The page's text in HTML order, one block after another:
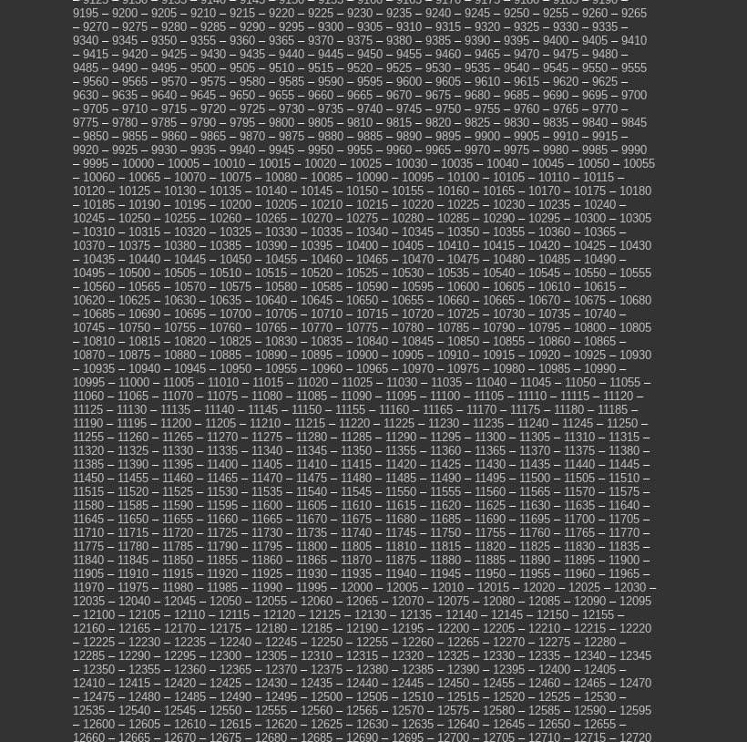
9195 – 9200 – 9205 – 9210 – 9215 – 9220 – 9225 – 9230 – 9235 – 9240 – 9245 – 9250 – 9255 – 9260 – 9265
– 9270 – 9275 – 9280 – 9285 – 9290 – 9295 – 9300 – 9305 – 9310 – 9315 – 9320 – 9325 – 9330 – 9335 –
9340 – 9345 – 9350 – 9355 – 9360 – 9365 – 9370 – 9375 – 9380 – 9385 – 9390 – 9395 – 9400 – 9405 – 9410
– 9415 – 9420 – 9425 – 9430 – 9435 – 9440 – 9445 – 9450 – 9455 – 9460 – 9465 – 9470 – 9475 – 9480 –
9485 – 9490 – 9495 – 9500 – 9505 – 9510 – 9515 – 9520 – 9525 – 9530 – 9535 – 9540 – 9545 – 9550 – 9555
– 9560 – 9565 – 9570 – 9575 – 9580 – 9585 – 9590 – 9595 – 9600 – 9605 – 9610 – 9615 – 9620 – 9625 –
9630 – 9635 – 9640 – 9645 – 9650 – 9655 – 9660 – 9665 – 9670 – 9675 – 9680 – 9685 – 9690 – 9695 – 9700
– 9705 – 9710 – 9715 – 9720 – 9725 – 9730 – 9735 – 9740 – 9745 – 9750 – 9755 – 9760 – 9765 – 9770 –
9775 – 9780 – 9785 – 9790 – 9795 – 9800 – 9805 – 9810 – 9815 – 9820 – 9825 – 9830 – 9835 – 9840 – 9845
– 9850 – 9855 – 9860 – 9865 – 9870 – 9875 – 9880 – 9885 – 9890 – 9895 – 9900 – 9905 – 9910 – 9915 –
9920 – 9925 – 9930 – 9935 – 9940 – 9945 – 9950 – 9955 – 9960 – 9965 – 9970 – 9975 – 9980 – 9985 – 9990
– 9995 – 10000 – 10005 – 10010 – 10015 – 10020 – 10025 – 10030 – 10035 – 10040 – 10045 – 10050 – 10055
– 10060 – 10065 – 10070 – 10075 – 10080 – 10085 – 10090 – 10095 – 10100 – 10105 – 10110 – 10115 –
10120 – 10125 – 10130 – 10135 – 10140 – 10145 – 10150 – 10155 – 10160 – 10165 – 10170 – 10175 – 10180
– 10185 – 10190 – 10195 – 10200 – 10205 – 10210 – 10215 – 10220 – 10225 – 10230 – 10235 – 10240 –
10245 – 10250 – 10255 – 10260 – 10265 – 10270 – 10275 – 10280 – 10285 – 10290 – 10295 – 10300 – 10305
– 10310 – 10315 – 10320 – 10325 – 10330 – 10335 – 10340 – 10345 – 10350 – 10355 – 10360 – 10365 –
10370 – 10375 – 10380 – 10385 – 10390 – 10395 – 10400 – 10405 – 10410 – 10415 – 10420 – 10425 – 10430
– 10435 – 10440 – 10445 – 10450 – 10455 – 10460 – 10465 – 10470 – 10475 – 10480 – 10485 – 10490 –
10495 – 10500 – 10505 – 10510 – 10515 – 10520 – 10525 – 10530 – 10535 – 10540 – 10545 – 10550 – 10555
– 10560 – 10565 – 10570 – 10575 – 10580 – 10585 – 10590 – 10595 – 10600 – 10605 – 10610 – 10615 –
10620 – 10625 – 10630 – 10635 – 10640 – 10645 – 10650 – 10655 – 10660 – 10665 – 10670 – 10675 – 10680
– 10685 – 10690 – 10695 – 10700 – 10705 – 10710 – 10715 – 10720 – 10725 – 10730 – 10735 – 10740 –
10745 – 10750 – 10755 – 10760 – 10765 – 10770 – 10775 – 10780 – 10785 – 10790 – 10795 – 10800 – 10805
– 10810 – 10815 – 10820 – 10825 – 10830 – 10835 – 10840 – 10845 – 10850 – 10855 – 10860 – 10865 –
10870 – 10875 – 10880 – 10885 – 10890 – 10895 – 10900 – 10905 – 10910 – 10915 – 10920 – 10925 – 10930
– 10935 – 10940 – 10945 – 10950 – 10955 – 10960 – 10965 – 10970 – 10975 – 10980 – 10985 – 10990 –
10995 – 11000 – 11005 – 11010 – 11015 – 11020 – 11025 – 11030 – 11035 – 11040 – 11045 – 11050 – 11055 –
11060 – 11065 – 11070 – 11075 – 11080 – 11085 – 11090 – 11095 – 11100 – 11105 – 11110 – 11115 – 11120 –
11125 – 11130 – 11135 – 11140 – 11145 – 11150 – 11155 – 11160 – 11165 – 11170 – 11175 – 11180 – 11185 –
11190 – 11195 – 11200 – 11205 – 11210 – 11215 – 11220 – 11225 – 11230 – 11235 – 11240 – 11245 – 11250 –
11255 – 11260 – 11265 – 11270 – 11275 – 11280 – 11285 – 11290 – 11295 – 11300 – 11305 – 11310 – 11315 –
11320 – 11325 – 11330 – 11335 – 11340 – 11345 – 11350 – 11355 – 11360 – 11365 – 11370 – 11375 – 11380 –
11385 – 11390 – 11395 – 11400 – 11405 – 11410 – 11415 – 11420 – 11425 – 11430 – 11435 – 11440 – 11445 –
11450 – 11455 – 11460 – 11465 – 11470 – 11475 – 11480 – 11485 – 11490 – 11495 – 11500 – 11505 – 11510 –
11515 – 11520 – 11525 – 11530 – 11535 – 11540 – 11545 – 11550 – 11555 – 11560 – 11565 – 11570 – 11575 –
11580 – 11585 – 11590 – 11595 – 11600 – 11605 – 11610 – 11615 – 11620 – 11625 – 11630 – 11635 – 11640 –
11645 – 11650 – 11655 – 11660 – 11665 – 11670 – 11675 – 11680 – 11685 – 11690 – 11695 – 11700 – 11705 –
11710 – 11715 – 11720 – 11725 – 11730 – 11735 – 11740 – 11745 – 11750 – 11755 – 11760 – 11765 – 11770 –
11775 – 11780 – 11785 – 11790 – 11795 – 11800 – 11805 – 11810 – 11815 – 11820 – 11825 – 11830 – 11835 –
11840 – 11845 – 11850 – 11855 – 11860 – 11865 – 11870 – 11875 – 11880 – 11885 – 11890 – 11895 – 11900 –
11905 – 11910 – 11915 – 11920 – 11925 – 11930 – 11935 – 11940 – 11945 – 11950 – 11955 – 11960 – 11965 –
11970 – 11975 – 11980 – 11985 – 11990 – 11995 – 12000 – 12005 – 12010 – 12015 – 12020 – 12025 – 12030 –
12035 – 12040 – 12045 – 12050 – 12055 – 12060 – 12065 – 12070 – 12075 – 12080 – 12085 – 12090 – 12095
– 12100 – 12105 – 12110 – 12115 – 12120 – 12125 – 12130 – 12135 – 12140 – 12145 – 12150 – 12155 –
12160 – 12165 – 12170 – 12175 – 12180 – 12185 – 12190 – 12195 – 12200 – 12205 – 12210 – 12215 – 12220
– 12225 – 12230 – 12235 – 12240 – 12245 – 12250 – 12255 – 12260 – 12265 – 12270 – 12275 – 12280 –
12285 – 12290 – 12295 – 12300 – 12305 – 12310 – 12315 – 12320 – 12325 – 12330 – 12335 – 12340 – 12345
– 12350 – 12355 – 12360 – 12365 – 12370 – 12375 – 12380 – 12385 – 12390 – 12395 – 12400 – 12405 –
12410 – 12415 – 12420 – 12425 – 12430 – 12435 – 12440 – 12445 – 12450 – 12455 – 12460 – 12465 – 12470
– 12475 – 12480 – 12485 – 12490 – 12495 – 12500 – 12505 – 12510 – 12515 – 12520 – 12525 – 12530 –
12535 – 12540 – 12545 – 12550 – 12555 – 12560 – 12565 – 12570 – 12575 – 12580 – 12585 – 12590 – 12595
– 12600 – 12605 – 12610 – 12615 – 12620 – 12625 – 12630 – 12635 – 12640 – 12645 – 12650 – 12655 –
12660 – 12665 – 12670 – 12675 – 12680 – 12685 – 12690 – 12695 – 12700 – 12705 – 12710 – 12715 – 12720